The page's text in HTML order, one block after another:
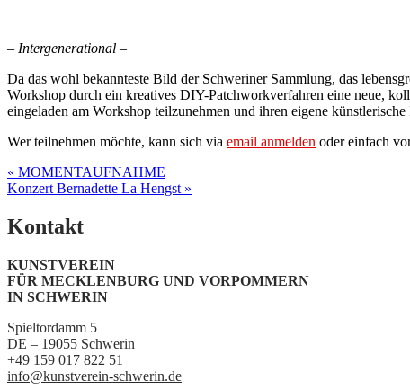
– Intergenerational –
Da das wohl bekannteste Bild der Schweriner Sammlung, das
Workshop durch ein kreatives DIY-Patchworkverfahren eine neue,
eingeladen am Workshop teilzunehmen und ihren eigene
Wer teilnehmen möchte, kann sich via email anmelden oder einfach
Post
navigation
« MOMENTAUFNAHME
Konzert Bernadette La Hengst »
Kontakt
KUNSTVEREIN
FÜR MECKLENBURG UND VORPOMMERN
IN SCHWERIN
Spieltordamm 5
DE – 19055 Schwerin
+49 159 017 822 51
info@kunstverein-schwerin.de